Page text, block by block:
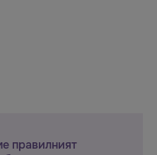
правилният